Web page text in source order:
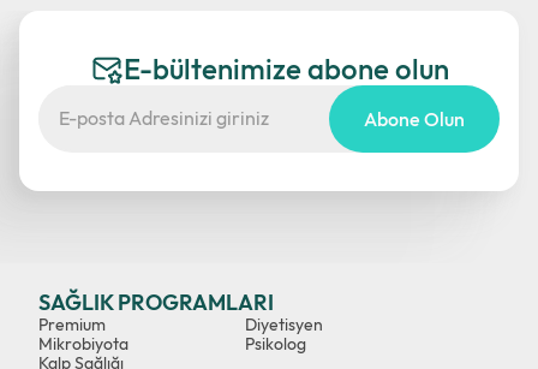
E-bültenimize abone olun
Abone Olun
SAĞLIK PROGRAMLARI
Premium
Mikrobiyota
Kalp Sağlığı
Diyetisyen
Psikolog